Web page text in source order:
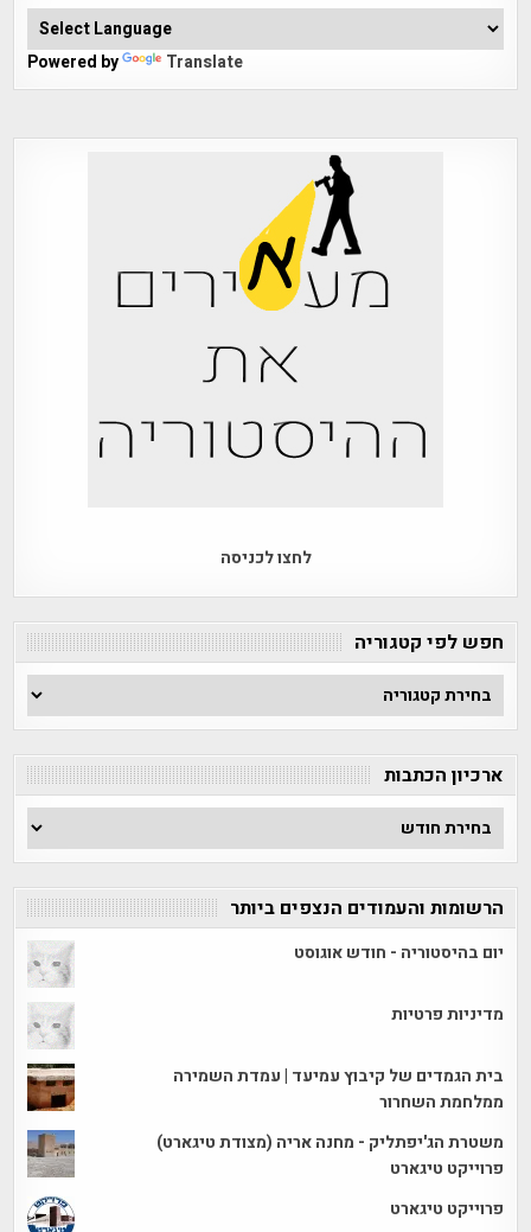
Powered by Translate
לחצו לכניסה
חפש לפי קטגוריה
חפש
לפי
ארכיון הכתבות
ארכיון
הכתבות
הרשומות והעמודים הנצפים ביותר
יום בהיסטוריה - חודש אוגוסט
מדיניות פרטיות
בית הגמדים של קיבוץ עמיעד | עמדת השמירה
ממלחמת השחרור
משטרת הג'יפתליק - מחנה אריה (מצודת טיגארט)
פרוייקט טיגארט
פרוייקט טיגארט